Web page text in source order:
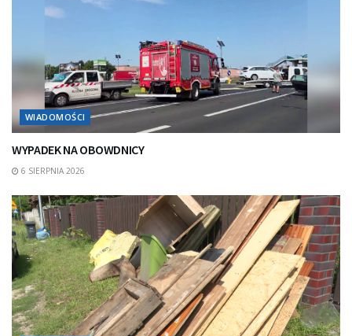
WIADOMOŚCI
WYPADEK NA OBOWDNICY
6 SIERPNIA 2026